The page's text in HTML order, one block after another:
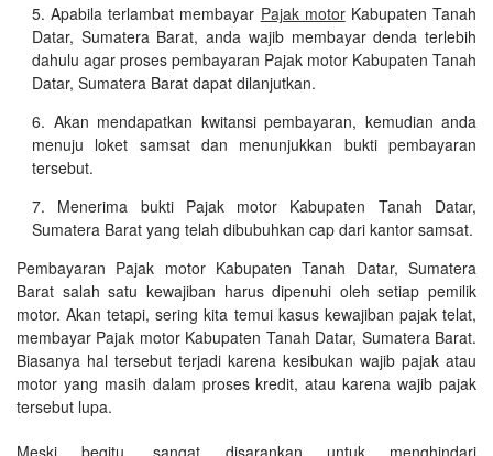
Apabila terlambat membayar Pajak motorKabupaten Tanah
Datar, Sumatera Barat, anda wajib membayar denda terlebih
dahulu agar proses pembayaran Pajak motor Kabupaten Tanah
Datar, Sumatera Barat dapat dilanjutkan.
Akan mendapatkan kwitansi pembayaran, kemudian anda
menuju loket samsat dan menunjukkan bukti pembayaran
tersebut.
Menerima bukti Pajak motor Kabupaten Tanah Datar,
Sumatera Barat yang telah dibubuhkan cap dari kantor samsat.
Pembayaran Pajak motor Kabupaten Tanah Datar, Sumatera
Barat salah satu kewajiban harus dipenuhi oleh setiap pemilik
motor. Akan tetapi, sering kita temui kasus kewajiban pajak telat,
membayar Pajak motor Kabupaten Tanah Datar, Sumatera Barat.
Biasanya hal tersebut terjadi karena kesibukan wajib pajak atau
motor yang masih dalam proses kredit, atau karena wajib pajak
tersebut lupa.
Meski begitu, sangat disarankan untuk menghindari